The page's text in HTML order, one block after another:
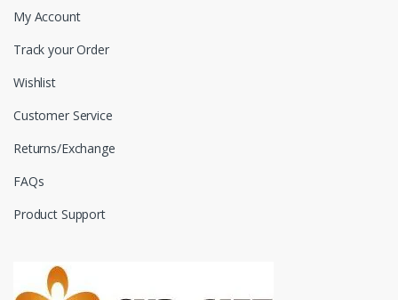
My Account
Track your Order
Wishlist
Customer Service
Returns/Exchange
FAQs
Product Support